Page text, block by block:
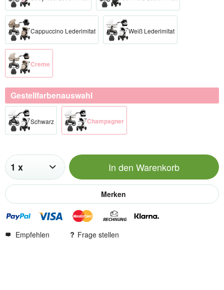
Cappuccino Lederimitat Weiß Lederimitat
Creme
Gestellfarbenauswahl
Schwarz​ Champagner​
In den Warenkorb
Merken
Empfehlen Frage stellen